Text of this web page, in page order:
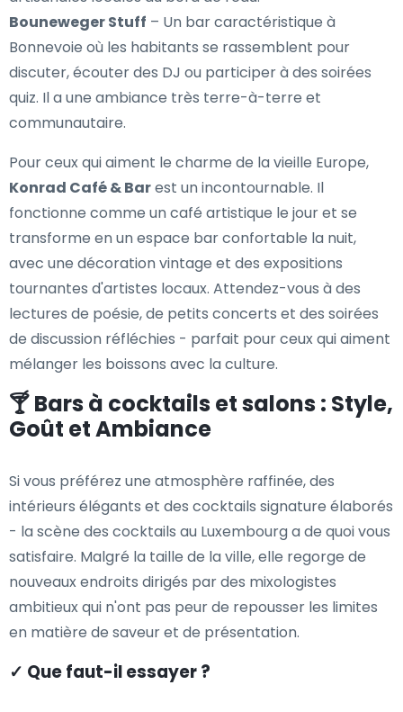
Bouneweger Stuff – Un bar caractéristique à
Bonnevoie où les habitants se rassemblent pour
discuter, écouter des DJ ou participer à des soirées
quiz. Il a une ambiance très terre-à-terre et
communautaire.
Pour ceux qui aiment le charme de la vieille Europe,
Konrad Café & Barest un incontournable. Il
fonctionne comme un café artistique le jour et se
transforme en un espace bar confortable la nuit,
avec une décoration vintage et des expositions
tournantes d'artistes locaux. Attendez-vous à des
lectures de poésie, de petits concerts et des soirées
de discussion réfléchies - parfait pour ceux qui aiment
mélanger les boissons avec la culture.
🍸 Bars à cocktails et salons : Style,
Goût et Ambiance
Si vous préférez une atmosphère raffinée, des
intérieurs élégants et des cocktails signature élaborés
- la scène des cocktails au Luxembourg a de quoi vous
satisfaire. Malgré la taille de la ville, elle regorge de
nouveaux endroits dirigés par des mixologistes
ambitieux qui n'ont pas peur de repousser les limites
en matière de saveur et de présentation.
✓ Que faut-il essayer ?